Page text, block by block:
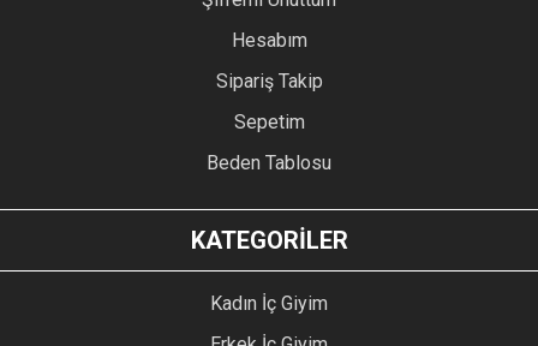
Hesabım
Sipariş Takip
Sepetim
Beden Tablosu
KATEGORİLER
Kadın İç Giyim